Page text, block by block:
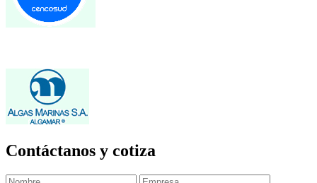
Contáctanos y cotiza